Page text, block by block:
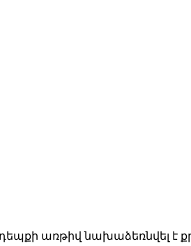
առթիվ նախաձեռնվել է